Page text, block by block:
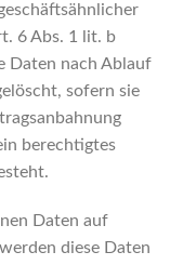
6 Abs. 1 lit. b
Daten nach Ablauf
sofern sie
berechtigtes
Daten auf
diese Daten